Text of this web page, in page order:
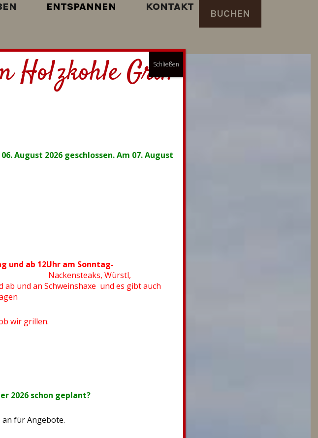
ENTSPANNEN KONTAKT
BUCHEN
Holzkohle Grill
August 2026 geschlossen. Am 07. August
und ab 12Uhr am Sonntag-
Nackensteaks, Würstl,
und an Schweinshaxe und es gibt auch
wir grillen.
2026 schon geplant?
an für Angebote.
Schließen